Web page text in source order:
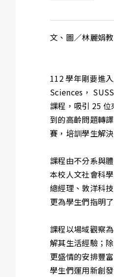
文、圖／林麗娟
112 學年剛要進
Sciences，
課程，吸引 25
到的高齡問題轉
賽，培訓學生解
課程由不分系與
本校人文社會科
總經理、敦洋科
更為學生們指明
課程以場域觀察
解其生活經驗；
更盛情的安排豐
學生們運用新創